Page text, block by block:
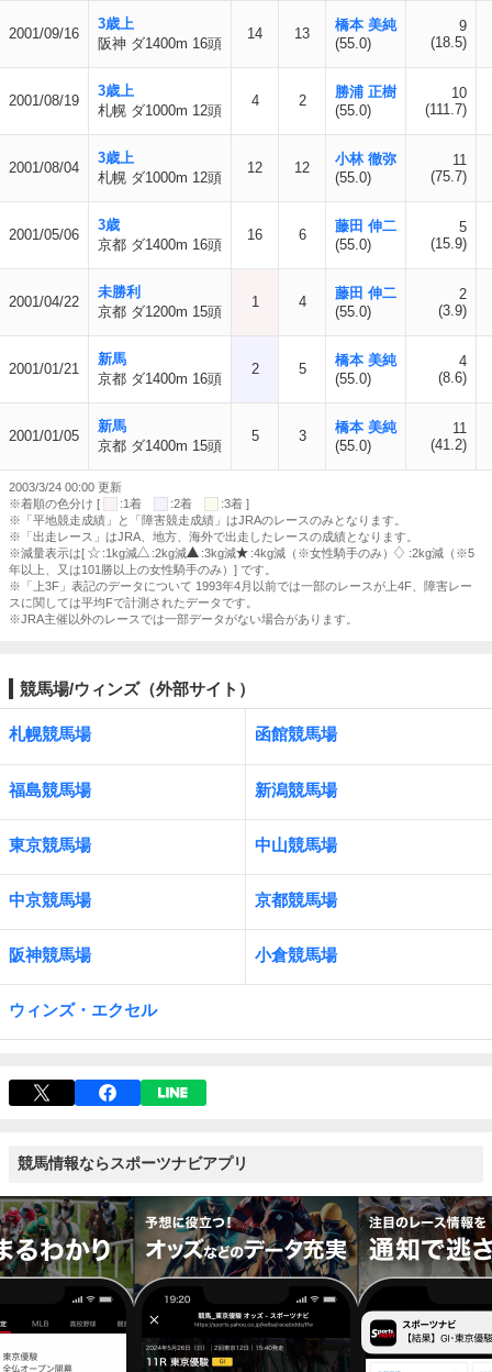
2001/09/16
3歳上
阪神 ダ1400m 16頭
14 13
橋本 美純
(55.0)
9
(18.5)
2001/08/19
3歳上
札幌 ダ1000m 12頭
4 2
勝浦 正樹
(55.0)
10
(111.7)
2001/08/04
3歳上
札幌 ダ1000m 12頭
12 12
小林 徹弥
(55.0)
11
(75.7)
2001/05/06
3歳
京都 ダ1400m 16頭
16 6
藤田 伸二
(55.0)
5
(15.9)
2001/04/22
未勝利
京都 ダ1200m 15頭
1 4
藤田 伸二
(55.0)
2
(3.9)
2001/01/21
新馬
京都 ダ1400m 16頭
2 5
橋本 美純
(55.0)
4
(8.6)
2001/01/05
新馬
京都 ダ1400m 15頭
5 3
橋本 美純
(55.0)
11
(41.2)
2003/3/24 00:00 更新
※着順の色分け [
:1着 :2着
:3着 ]
※「平地競走成績」と「障害競走成績」はJRAのレースのみとなります。
※「出走レース」はJRA、地方、海外で出走したレースの成績となります。
※減量表示は[
:1kg減 :2kg減 :3kg減 :4kg減（※女性騎手のみ）
:2kg減（※5
年以上、又は101勝以上の女性騎手のみ）] です。
※「上3F」表記のデータについて 1993年4月以前では一部のレースが上4F、障害レー
スに関しては平均Fで計測されたデータです。
※JRA主催以外のレースでは一部データがない場合があります。
競馬場/ウィンズ（外部サイト）
札幌競馬場 函館競馬場
福島競馬場 新潟競馬場
東京競馬場 中山競馬場
中京競馬場 京都競馬場
阪神競馬場 小倉競馬場
ウィンズ・エクセル
競馬情報ならスポーツナビアプリ